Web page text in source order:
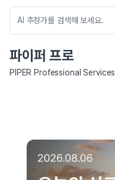
파이퍼 프로
PIPER Professional Services